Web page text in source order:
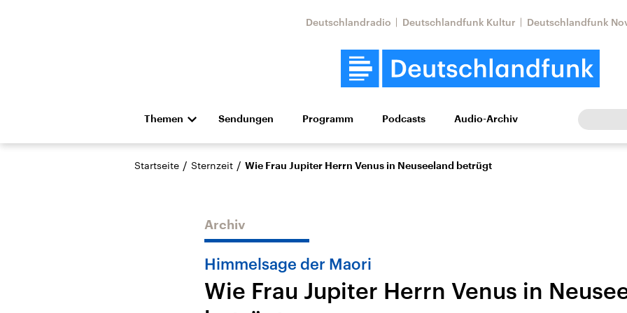
Deutschlandradio Deutschlandfunk Kultur Deutschlandfunk
Themen
Die Nachrichten Politik Wirtschaft Wissen Kultur Europa
Hörspiel und Feature Musik
Landtagswahl Sachsen-
Aktuelle Beiträge,
Nahostkonflikt
Iran
Sendungen Programm Podcasts Audio-Archiv
Startseite / Sternzeit / Wie Frau Jupiter Herrn Venus in Neuseeland betrügt
Archiv
Himmelsage der Maori
Wie Frau Jupiter Herrn Venus in